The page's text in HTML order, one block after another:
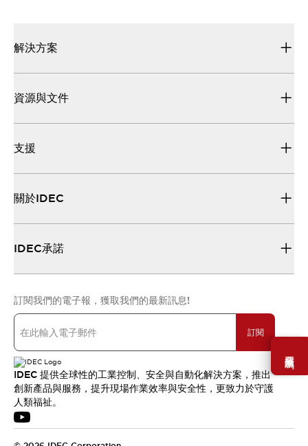
需要幫助嗎？
解決方案
資源與文件
支援
關於IDEC
IDEC承諾
訂閱我們的電子報，獲取我們的最新訊息!
訂閱
IDEC 提供全球性的工業控制、安全與自動化解決方案，推出
創新產品與服務，提升現場作業效率與安全性，更致力於守護
人類福祉。